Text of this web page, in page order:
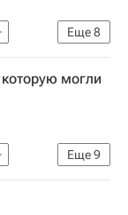
Еще8
могли
Еще9